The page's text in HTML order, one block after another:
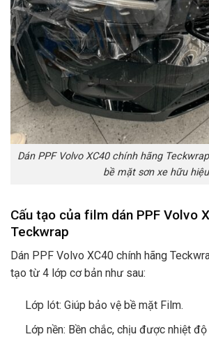
Dán PPF Volvo XC40 chính hãng
bề mặt sơn xe hữu hiệu
Cấu tạo của film dán PPF Volvo
Teckwrap
Dán PPF Volvo XC40 chính hãng
tạo từ 4 lớp cơ bản như sau:
Lớp lót: Giúp bảo vệ bề mặt Film.
Lớp nền: Bền chắc, chịu được nhiệt